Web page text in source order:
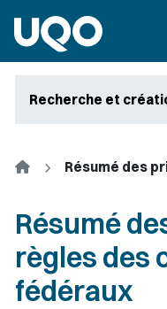
Recherche et
Accueil
Résumé
règles des
fédéraux